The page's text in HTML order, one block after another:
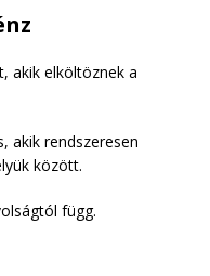
akik elköltöznek a
akik rendszeresen
között.
függ.